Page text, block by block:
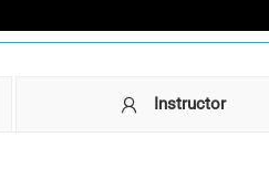
Instructor